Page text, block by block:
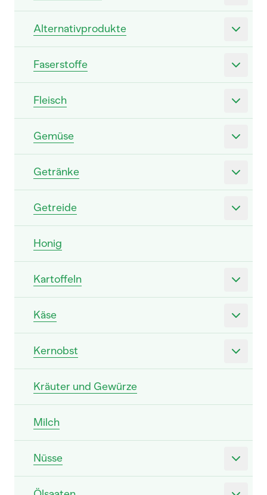
Alternativprodukte
Faserstoffe
Fleisch
Gemüse
Getränke
Getreide
Honig
Kartoffeln
Käse
Kernobst
Kräuter und Gewürze
Milch
Nüsse